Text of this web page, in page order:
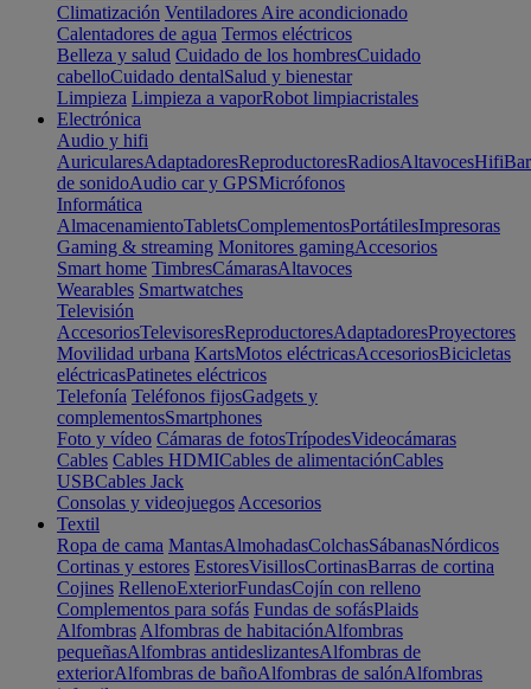
Climatización Ventiladores Aire acondicionado
Calentadores de agua Termos eléctricos
Belleza y salud Cuidado de los hombresCuidado
cabelloCuidado dentalSalud y bienestar
Limpieza Limpieza a vaporRobot limpiacristales
Electrónica
Audio y hifi
AuricularesAdaptadoresReproductoresRadiosAltavocesHifi
de sonidoAudio car y GPSMicrófonos
Informática
AlmacenamientoTabletsComplementosPortátilesImpresoras
Gaming & streaming Monitores gamingAccesorios
Smart home TimbresCámarasAltavoces
Wearables Smartwatches
Televisión
AccesoriosTelevisoresReproductoresAdaptadoresProyectores
Movilidad urbana KartsMotos eléctricasAccesoriosBicicletas
eléctricasPatinetes eléctricos
Telefonía Teléfonos fijosGadgets y
complementosSmartphones
Foto y vídeo Cámaras de fotosTrípodesVideocámaras
Cables Cables HDMICables de alimentaciónCables
USBCables Jack
Consolas y videojuegos Accesorios
Textil
Ropa de cama MantasAlmohadasColchasSábanasNórdicos
Cortinas y estores EstoresVisillosCortinasBarras de cortina
Cojines RellenoExteriorFundasCojín con relleno
Complementos para sofás Fundas de sofásPlaids
Alfombras Alfombras de habitaciónAlfombras
pequeñasAlfombras antideslizantesAlfombras de
exteriorAlfombras de bañoAlfombras de salónAlfombras